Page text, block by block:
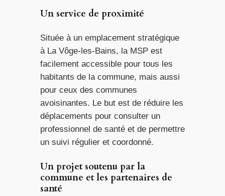
Un service de proximité
Située à un emplacement stratégique
à La Vôge-les-Bains, la MSP est
facilement accessible pour tous les
habitants de la commune, mais aussi
pour ceux des communes
avoisinantes. Le but est de réduire les
déplacements pour consulter un
professionnel de santé et de permettre
un suivi régulier et coordonné.
Un projet soutenu par la
commune et les partenaires de
santé